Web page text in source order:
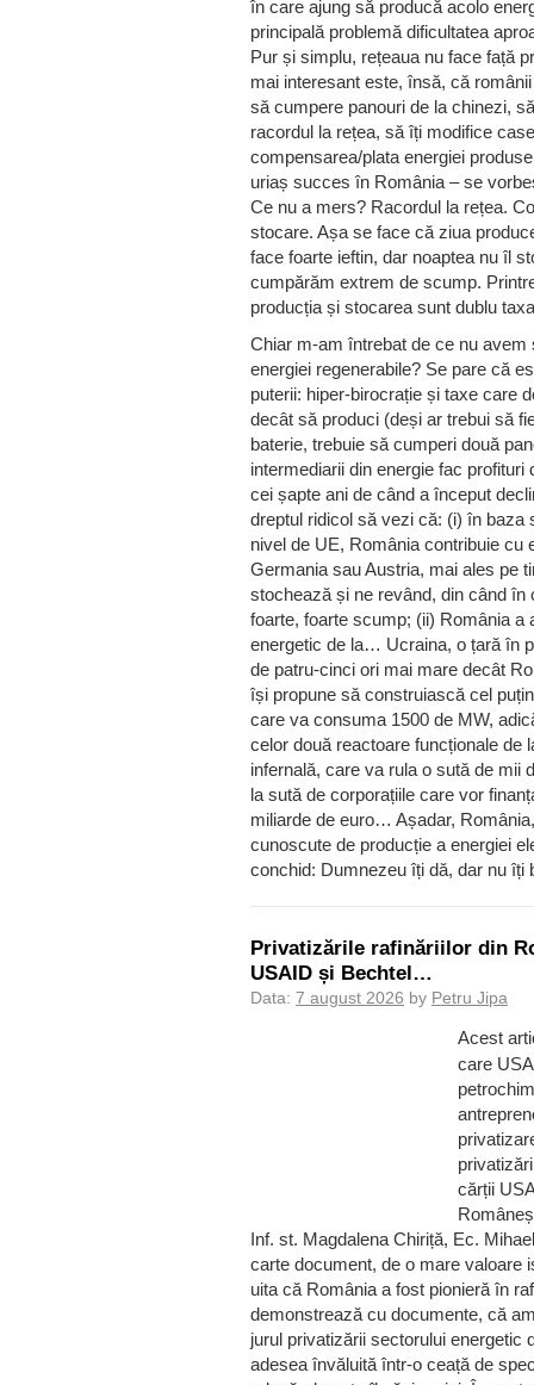
în care ajung să producă acolo
principală problemă dificultatea
Pur și simplu, rețeaua nu face față
mai interesant este, însă, că
să cumpere panouri de la chinezi,
racordul la rețea, să îți modifice
compensarea/plata energiei
uriaș succes în România – se
Ce nu a mers? Racordul la rețea.
stocare. Așa se face că ziua
face foarte ieftin, dar noaptea nu îl
cumpărăm extrem de scump.
producția și stocarea sunt dublu
Chiar m-am întrebat de ce nu
energiei regenerabile? Se pare că
puterii: hiper-birocrație și taxe care
decât să produci (deși ar trebui să
baterie, trebuie să cumperi două
intermediarii din energie fac
cei șapte ani de când a început
dreptul ridicol să vezi că: (i) în baza
nivel de UE, România contribuie cu
Germania sau Austria, mai ales pe
stochează și ne revând, din când în
foarte, foarte scump; (ii) România a
energetic de la… Ucraina, o țară în
de patru-cinci ori mai mare decât
își propune să construiască cel
care va consuma 1500 de MW,
celor două reactoare funcționale de
infernală, care va rula o sută de mii
la sută de corporațiile care vor
miliarde de euro… Așadar,
cunoscute de producție a energiei
conchid: Dumnezeu îți dă, dar nu îți
Privatizările rafinăriilor din
USAID și Bechtel…
Data: 7 august 2026 by Petru Jipa
Acest
care
cărții
Inf. st. Magdalena Chiriță, Ec.
carte document, de o mare valoare
uita că România a fost pionieră în
demonstrează cu documente, că
jurul privatizării sectorului energetic
adesea învăluită într-o ceață de